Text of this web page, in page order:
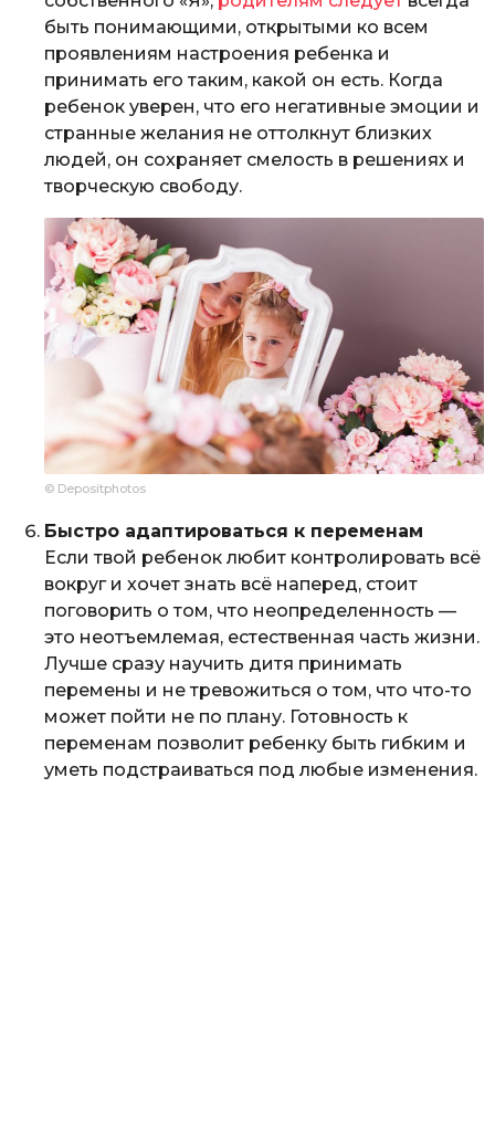
быть понимающими, открытыми ко всем
проявлениям настроения ребенка и
принимать его таким, какой он есть. Когда
ребенок уверен, что его негативные эмоции и
странные желания не оттолкнут близких
людей, он сохраняет смелость в решениях и
творческую свободу.
© Depositphotos
Быстро адаптироваться к переменам
Если твой ребенок любит контролировать всё
вокруг и хочет знать всё наперед, стоит
поговорить о том, что неопределенность —
это неотъемлемая, естественная часть жизни.
Лучше сразу научить дитя принимать
перемены и не тревожиться о том, что что-то
может пойти не по плану. Готовность к
переменам позволит ребенку быть гибким и
уметь подстраиваться под любые изменения.